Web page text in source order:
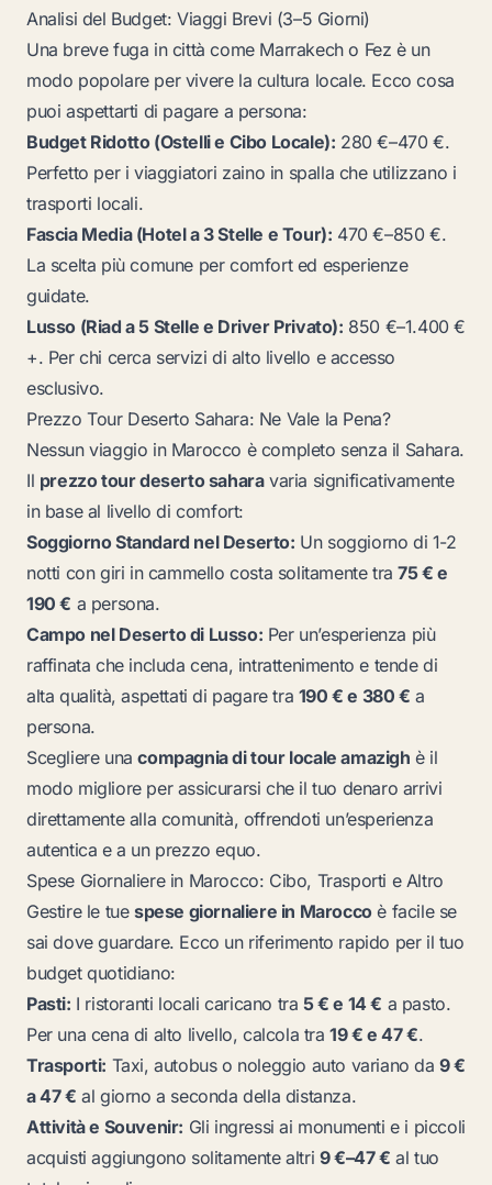
Analisi del Budget: Viaggi Brevi (3–5 Giorni)
Una breve fuga in città come Marrakech o Fez è un
modo popolare per vivere la cultura locale. Ecco cosa
puoi aspettarti di pagare a persona:
Budget Ridotto (Ostelli e Cibo Locale): 280 €–470 €.
Perfetto per i viaggiatori zaino in spalla che utilizzano i
trasporti locali.
Fascia Media (Hotel a 3 Stelle e Tour): 470 €–850 €.
La scelta più comune per comfort ed esperienze
guidate.
Lusso (Riad a 5 Stelle e Driver Privato): 850 €–1.400 €
+. Per chi cerca servizi di alto livello e accesso
esclusivo.
Prezzo Tour Deserto Sahara: Ne Vale la Pena?
Nessun viaggio in Marocco è completo senza il Sahara.
Il prezzo tour deserto saharavaria significativamente
in base al livello di comfort:
Soggiorno Standard nel Deserto: Un soggiorno di 1-2
notti con giri in cammello costa solitamente tra75 € e
190 € a persona.
Campo nel Deserto di Lusso: Per un’esperienza più
raffinata che includa cena, intrattenimento e tende di
alta qualità, aspettati di pagare tra 190 € e 380 € a
persona.
Scegliere unacompagnia di tour locale amazigh è il
modo migliore per assicurarsi che il tuo denaro arrivi
direttamente alla comunità, offrendoti un’esperienza
autentica e a un prezzo equo.
Spese Giornaliere in Marocco: Cibo, Trasporti e Altro
Gestire le tue spese giornaliere in Maroccoè facile se
sai dove guardare. Ecco un riferimento rapido per il tuo
budget quotidiano:
Pasti: I ristoranti locali caricano tra5 € e 14 € a pasto.
Per una cena di alto livello, calcola tra19 € e 47 €.
Trasporti: Taxi, autobus o noleggio auto variano da9 €
a 47 € al giorno a seconda della distanza.
Attività e Souvenir: Gli ingressi ai monumenti e i piccoli
acquisti aggiungono solitamente altri 9 €–47 € al tuo